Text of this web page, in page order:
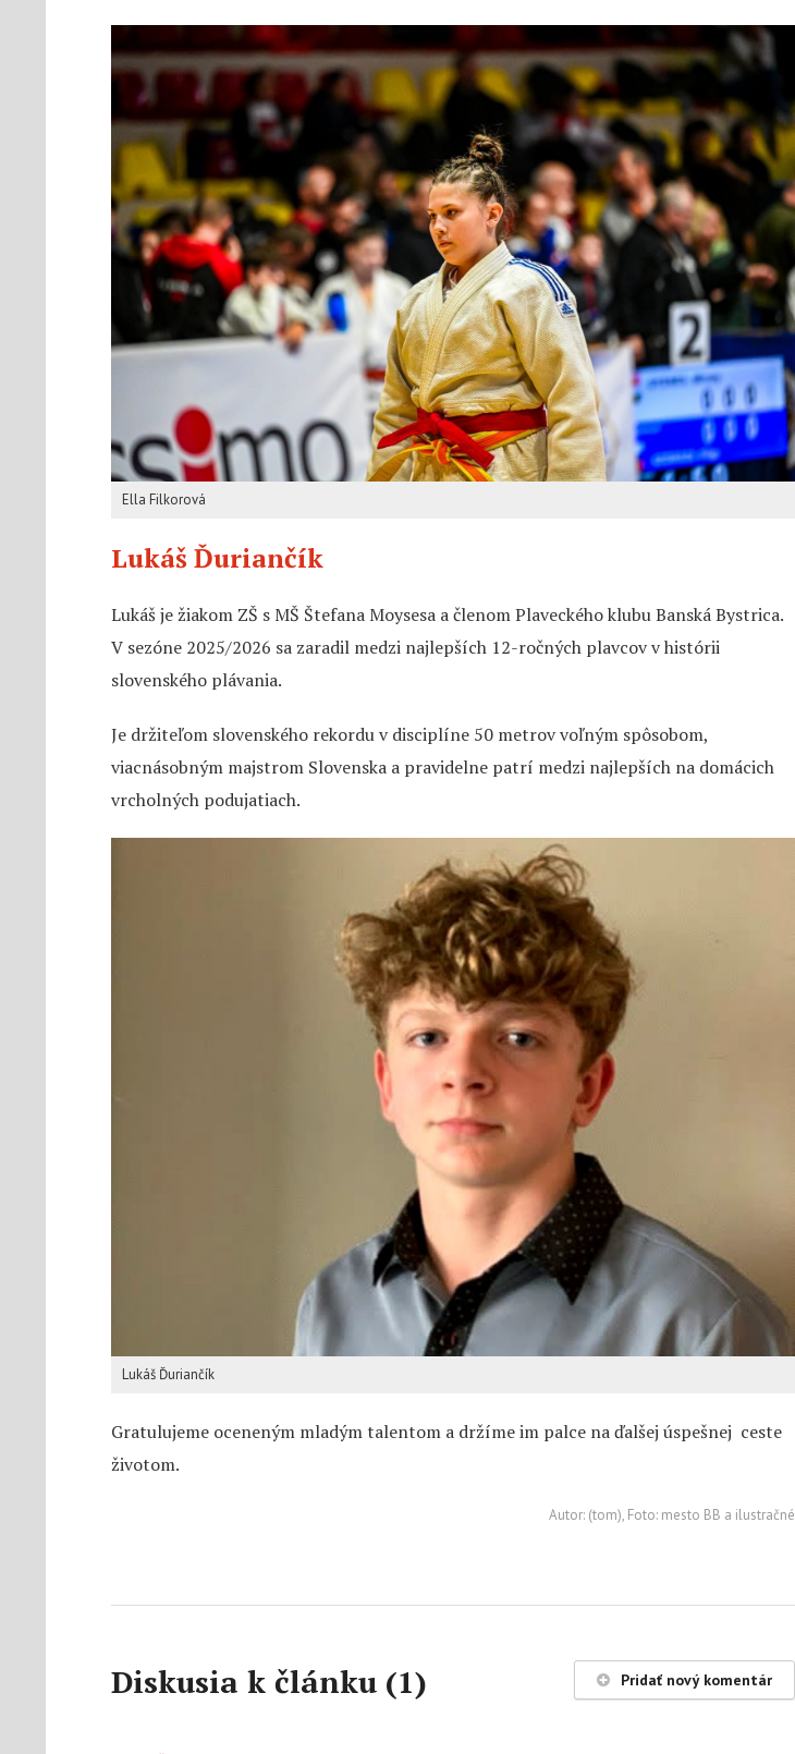
Ella Filkorová
Lukáš Ďuriančík
Lukáš je žiakom ZŠ s MŠ Štefana Moysesa a členom Plaveckého klubu Banská Bystrica.
V sezóne 2025/2026 sa zaradil medzi najlepších 12-ročných plavcov v histórii
slovenského plávania.
Je držiteľom slovenského rekordu v disciplíne 50 metrov voľným spôsobom,
viacnásobným majstrom Slovenska a pravidelne patrí medzi najlepších na domácich
vrcholných podujatiach.
Lukáš Ďuriančík
Gratulujeme oceneným mladým talentom a držíme im palce na ďalšej úspešnej ceste
životom.
Autor: (tom), Foto: mesto BB a ilustračné
Diskusia k článku (1) Pridať nový komentár